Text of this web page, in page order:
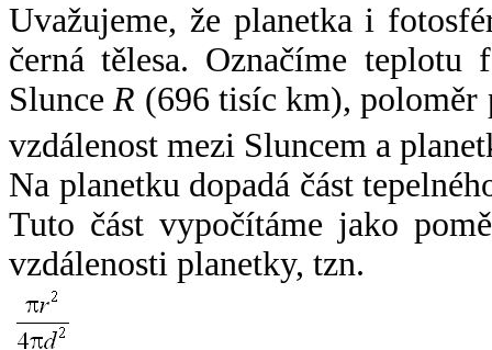
Uvažujeme, že planetka i
černá tělesa. Označíme
SlunceR (696 tisíc km),
vzdálenost mezi Sluncem a
Na planetku dopadá část
Tuto část vypočítáme jako
vzdálenosti planetky, tzn.